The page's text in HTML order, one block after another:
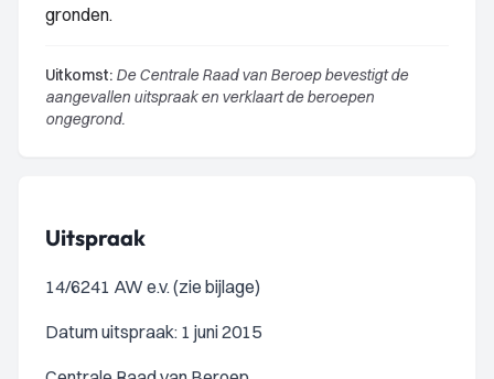
gronden.
Uitkomst: De Centrale Raad van Beroep bevestigt de
aangevallen uitspraak en verklaart de beroepen
ongegrond.
Uitspraak
14/6241 AW e.v. (zie bijlage)
Datum uitspraak: 1 juni 2015